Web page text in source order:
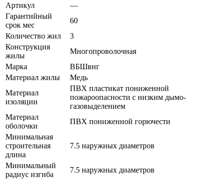
Артикул
—
Гарантийный
срок мес
60
Количество жил
3
Конструкция
жилы
Многопроволочная
Марка
ВБШвнг
Материал жилы
Медь
Материал
изоляции
ПВХ пластикат пониженной
пожароопасности с низким дымо-
газовыделением
Материал
оболочки
ПВХ пониженной горючести
Минимальная
строительная
длина
7.5 наружных диаметров
Минимальный
радиус изгиба
7.5 наружных диаметров